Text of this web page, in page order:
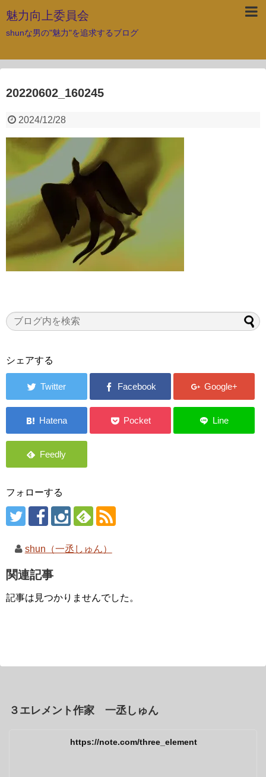
魅力向上委員会
shunな男の"魅力"を追求するブログ
20220602_160245
2024/12/28
シェアする
フォローする
shun（一丞しゅん）
関連記事
記事は見つかりませんでした。
３エレメント作家 一丞しゅん
https://note.com/three_element